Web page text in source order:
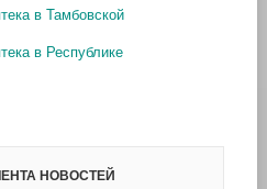
в Тамбовской
в Республике
НОВОСТЕЙ